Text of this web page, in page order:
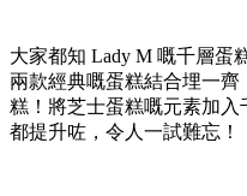
大家都知 Lady M 嘅千層蛋
兩款經典嘅蛋糕結合埋一
糕！將芝士蛋糕嘅元素加
都提升咗，令人一試難忘！